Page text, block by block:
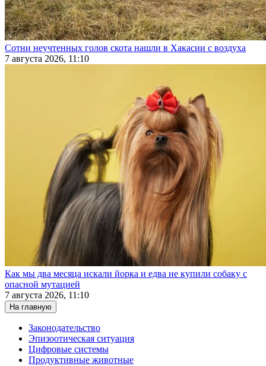
Сотни неучтенных голов скота нашли в Хакасии с воздуха
7 августа 2026, 11:10
Как мы два месяца искали йорка и едва не купили собаку с
опасной мутацией
7 августа 2026, 11:10
На главную
Законодательство
Эпизоотическая ситуация
Цифровые системы
Продуктивные животные